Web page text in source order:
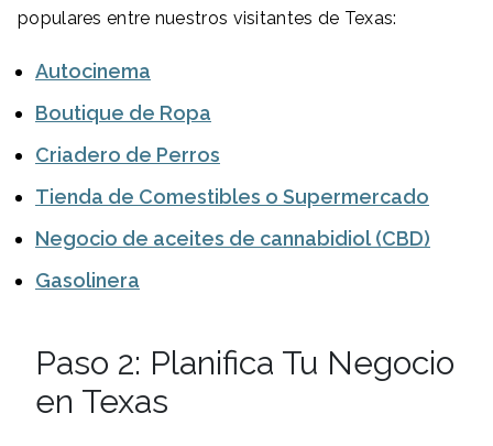
populares entre nuestros visitantes de Texas:
Autocinema
Boutique de Ropa
Criadero de Perros
Tienda de Comestibles o Supermercado
Negocio de aceites de cannabidiol (CBD)
Gasolinera
Paso 2: Planifica Tu Negocio
en Texas